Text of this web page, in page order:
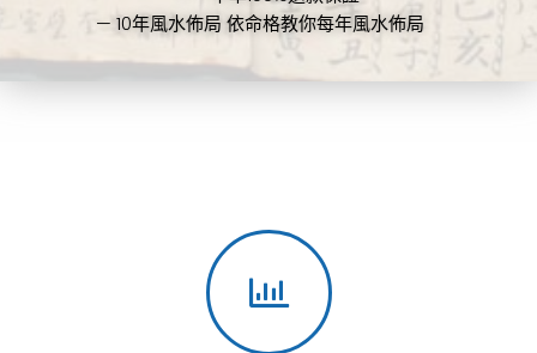
— 10年風水佈局 依命格教你每年風水佈局